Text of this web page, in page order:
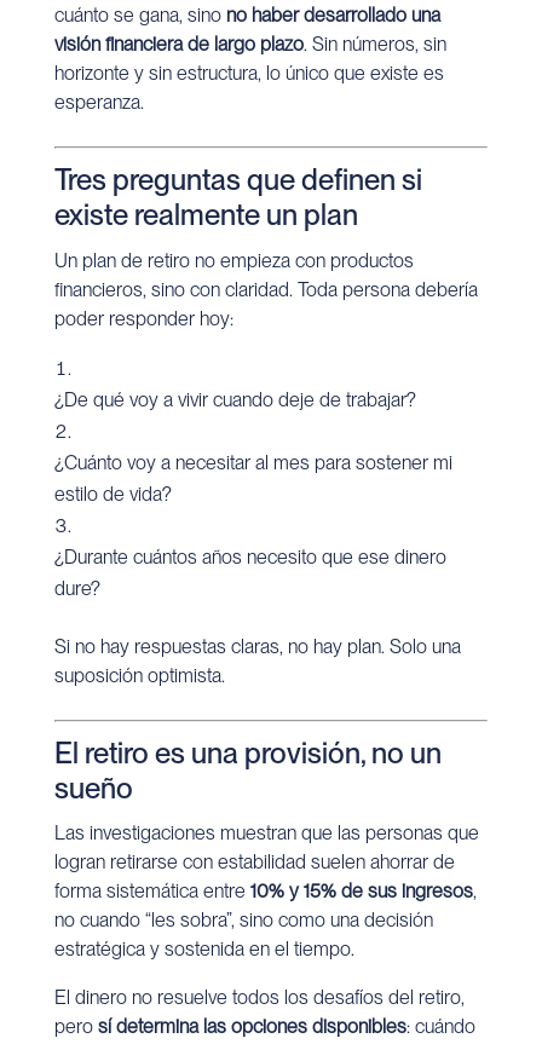
cuánto se gana, sino no haber desarrollado una
visión financiera de largo plazo. Sin números, sin
horizonte y sin estructura, lo único que existe es
esperanza.
Tres preguntas que definen si
existe realmente un plan
Un plan de retiro no empieza con productos
financieros, sino con claridad. Toda persona debería
poder responder hoy:
¿De qué voy a vivir cuando deje de trabajar?
¿Cuánto voy a necesitar al mes para sostener mi
estilo de vida?
¿Durante cuántos años necesito que ese dinero
dure?
Si no hay respuestas claras, no hay plan. Solo una
suposición optimista.
El retiro es una provisión, no un
sueño
Las investigaciones muestran que las personas que
logran retirarse con estabilidad suelen ahorrar de
forma sistemática entre 10% y 15% de sus ingresos,
no cuando “les sobra”, sino como una decisión
estratégica y sostenida en el tiempo.
El dinero no resuelve todos los desafíos del retiro,
pero sí determina las opciones disponibles: cuándo